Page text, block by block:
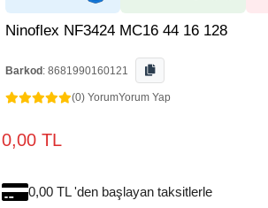
Ninoflex NF3424 MC16 44 16 128
Barkod : 8681990160121
(0) YorumYorum Yap
0,00 TL
0,00 TL 'den başlayan taksitlerle